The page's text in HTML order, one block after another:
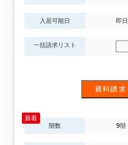
入居可能日 即日
一括請求リスト
資料請求
階数 9階